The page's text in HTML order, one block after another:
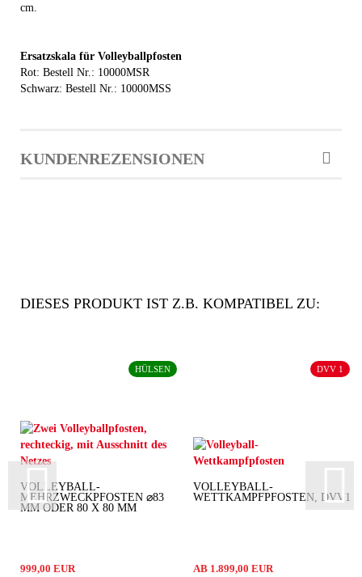
cm.
Ersatzskala für Volleyballpfosten
Rot: Bestell Nr.: 10000MSR
Schwarz: Bestell Nr.: 10000MSS
KUNDENREZENSIONEN
DIESES PRODUKT IST Z.B. KOMPATIBEL ZU:
HÜLSEN
VOLLEYBALL-
MEHRZWECKPFOSTEN ⌀83
MM ODER 80 X 80 MM
999,00 EUR
DVV 1
VOLLEYBALL-
WETTKAMPFPFOSTEN, DVV1
AB 1.899,00 EUR